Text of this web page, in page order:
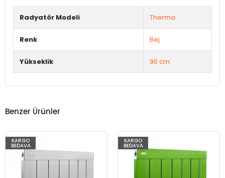
Radyatör Modeli Therma
Renk Bej
Yükseklik 90 cm.
Benzer Ürünler
KARGO
BEDAVA
KARGO
BEDAVA